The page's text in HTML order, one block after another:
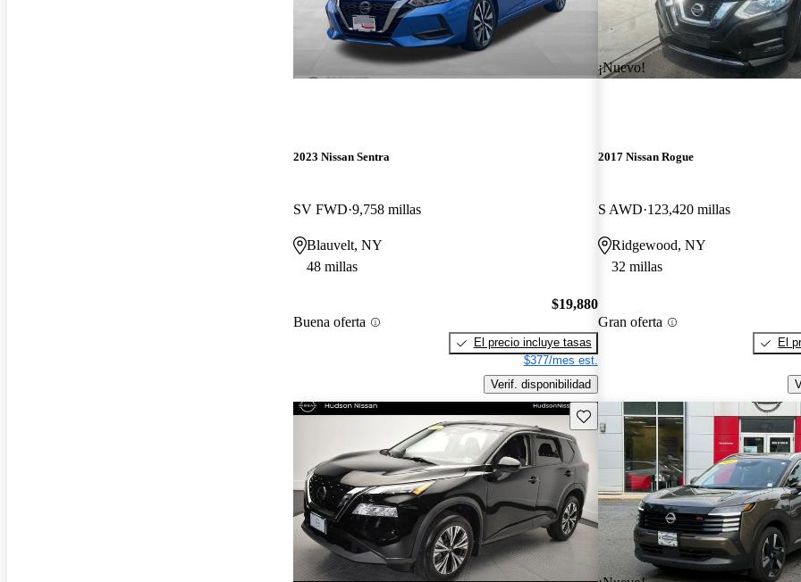
2023 Nissan Sentra
SV FWD 9,758 millas
Blauvelt, NY
48 millas
Buena oferta
$19,880
El precio incluye tasas
$377/mes est.
Verif. disponibilidad
¡Nuevo!
2017 Nissan Rogue
S AWD 123,420 millas
Ridgewood, NY
32 millas
Gran oferta
El
Guarda este Aviso